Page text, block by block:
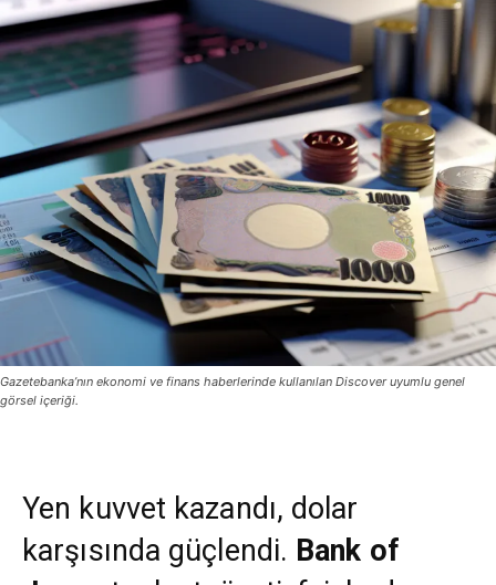
Gazetebanka’nın ekonomi ve finans haberlerinde kullanılan Discover uyumlu genel
görsel içeriği.
Yen kuvvet kazandı, dolar
karşısında güçlendi. Bank of